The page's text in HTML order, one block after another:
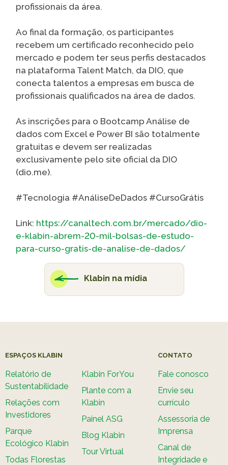
profissionais da área.
Ao final da formação, os participantes
recebem um certificado reconhecido pelo
mercado e podem ter seus perfis destacados
na plataforma Talent Match, da DIO, que
conecta talentos a empresas em busca de
profissionais qualificados na área de dados.
As inscrições para o Bootcamp Análise de
dados com Excel e Power BI são totalmente
gratuitas e devem ser realizadas
exclusivamente pelo site oficial da DIO
(dio.me).
#Tecnologia #AnáliseDeDados #CursoGrátis
Link: https://canaltech.com.br/mercado/dio-
e-klabin-abrem-20-mil-bolsas-de-estudo-
para-curso-gratis-de-analise-de-dados/
Klabin na mídia
ESPAÇOS KLABIN
Relatório de
Sustentabilidade
Relações com
Investidores
Parque
Ecológico Klabin
Todas Florestas
Klabin ForYou
Plante com a
Klabin
Painel ASG
Blog Klabin
Tour Virtual
CONTATO
Fale conosco
Envie seu
currículo
Assessoria de
Imprensa
Canal de
Integridade e